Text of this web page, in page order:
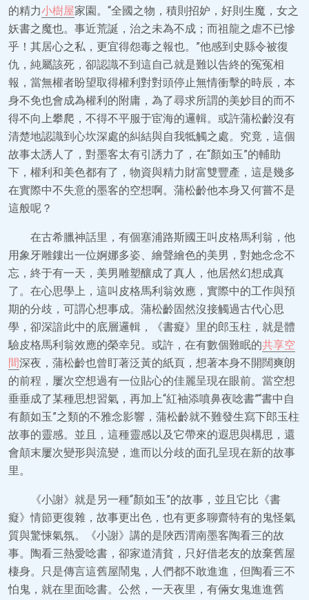
的精力小樹屋家園。“全國之物，積則招妒，好則生魔，女之
妖書之魔也。事近荒誕，治之未為不成；而祖龍之虐不已慘
乎！其居心之私，更宜得怨毒之報也。”他感到史縣令被復
仇，純屬該死，卻認識不到這自己就是難以告終的冤冤相
報，當無權者盼望取得權利對對頭停止無情衝擊的時辰，本
身不免也會成為權利的附庸，為了尋求所謂的美妙目的而不
得不向上攀爬，不得不平服于宦海的邏輯。或許蒲松齡沒有
清楚地認識到心坎深處的糾結與自我牴觸之處。究竟，這個
故事太誘人了，對墨客太有引誘力了，在“顏如玉”的輔助
下，權利和美色都有了，物資與精力財富雙豐產，這是幾多
在實際中不失意的墨客的空想啊。蒲松齡他本身又何嘗不是
這般呢？
在古希臘神話里，有個塞浦路斯國王叫皮格馬利翁，他
用象牙雕鏤出一位婀娜多姿、繪聲繪色的美男，對她念念不
忘，終于有一天，美男雕塑釀成了真人，他居然幻想成真
了。在心思學上，這叫皮格馬利翁效應，實際中的工作與預
期的分歧，可謂心想事成。蒲松齡固然沒接觸過古代心思
學，卻深諳此中的底層邏輯，《書癡》里的郎玉柱，就是體
驗皮格馬利翁效應的榮幸兒。或許，在有數個難眠的共享空
間深夜，蒲松齡也曾盯著泛黃的紙頁，想著本身不開闊爽朗
的前程，屢次空想過有一位貼心的佳麗呈現在眼前。當空想
垂垂成了某種思想習氣，再加上“紅袖添噴鼻夜唸書”“書中自
有顏如玉”之類的不雅念影響，蒲松齡就不難發生寫下郎玉柱
故事的靈感。並且，這種靈感以及它帶來的遐思與構思，還
會顛末屢次變形與流變，進而以分歧的面孔呈現在新的故事
里。
《小謝》就是另一種“顏如玉”的故事，並且它比《書
癡》情節更復雜，故事更出色，也有更多聊齋特有的鬼怪氣
質與驚悚氣氛。《小謝》講的是陜西渭南墨客陶看三的故
事。陶看三熱愛唸書，卻家道清貧，只好借老友的放棄舊屋
棲身。只是傳言這舊屋鬧鬼，人們都不敢進進，但陶看三不
怕鬼，就在里面唸書。公然，一天夜里，有倆女鬼進進舊